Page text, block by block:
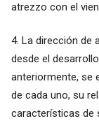
atrezzo con el
4. La dirección de
desde el
anteriormente, se
de cada uno, su
características de